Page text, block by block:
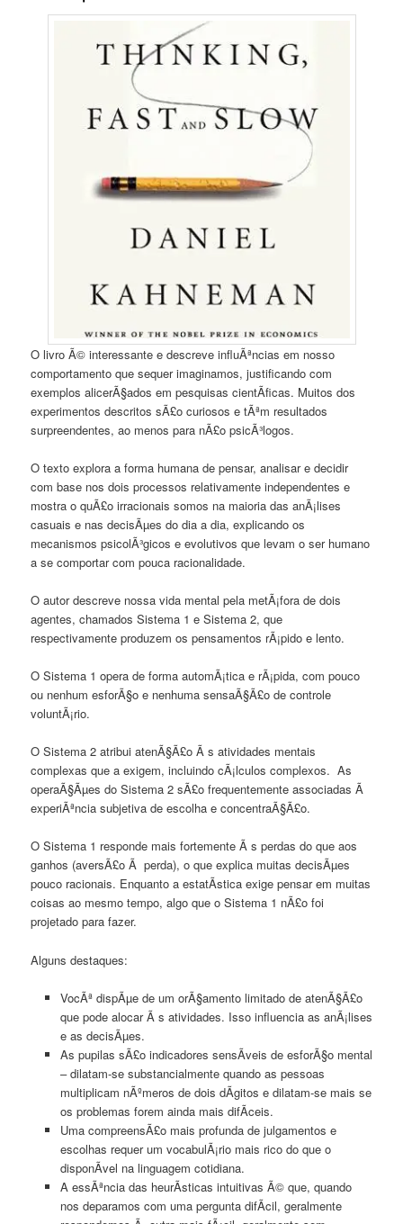
O livro Ã© interessante e descreve influÃªncias em nosso
comportamento que sequer imaginamos, justificando com
exemplos alicerÃ§ados em pesquisas cientÃ­ficas. Muitos dos
experimentos descritos sÃ£o curiosos e tÃªm resultados
surpreendentes, ao menos para nÃ£o psicÃ³logos.
O texto explora a forma humana de pensar, analisar e decidir
com base nos dois processos relativamente independentes e
mostra o quÃ£o irracionais somos na maioria das anÃ¡lises
casuais e nas decisÃµes do dia a dia, explicando os
mecanismos psicolÃ³gicos e evolutivos que levam o ser humano
a se comportar com pouca racionalidade.
O autor descreve nossa vida mental pela metÃ¡fora de dois
agentes, chamados Sistema 1 e Sistema 2, que
respectivamente produzem os pensamentos rÃ¡pido e lento.
O Sistema 1 opera de forma automÃ¡tica e rÃ¡pida, com pouco
ou nenhum esforÃ§o e nenhuma sensaÃ§Ã£o de controle
voluntÃ¡rio.
O Sistema 2 atribui atenÃ§Ã£o Ã s atividades mentais
complexas que a exigem, incluindo cÃ¡lculos complexos. As
operaÃ§Ãµes do Sistema 2 sÃ£o frequentemente associadas Ã
experiÃªncia subjetiva de escolha e concentraÃ§Ã£o.
O Sistema 1 responde mais fortemente Ã s perdas do que aos
ganhos (aversÃ£o Ã perda), o que explica muitas decisÃµes
pouco racionais. Enquanto a estatÃ­stica exige pensar em muitas
coisas ao mesmo tempo, algo que o Sistema 1 nÃ£o foi
projetado para fazer.
Alguns destaques:
VocÃª dispÃµe de um orÃ§amento limitado de atenÃ§Ã£o
que pode alocar Ã s atividades. Isso influencia as anÃ¡lises
e as decisÃµes.
As pupilas sÃ£o indicadores sensÃ­veis de esforÃ§o mental
– dilatam-se substancialmente quando as pessoas
multiplicam nÃºmeros de dois dÃ­gitos e dilatam-se mais se
os problemas forem ainda mais difÃ­ceis.
Uma compreensÃ£o mais profunda de julgamentos e
escolhas requer um vocabulÃ¡rio mais rico do que o
disponÃ­vel na linguagem cotidiana.
A essÃªncia das heurÃ­sticas intuitivas Ã© que, quando
nos deparamos com uma pergunta difÃ­cil, geralmente